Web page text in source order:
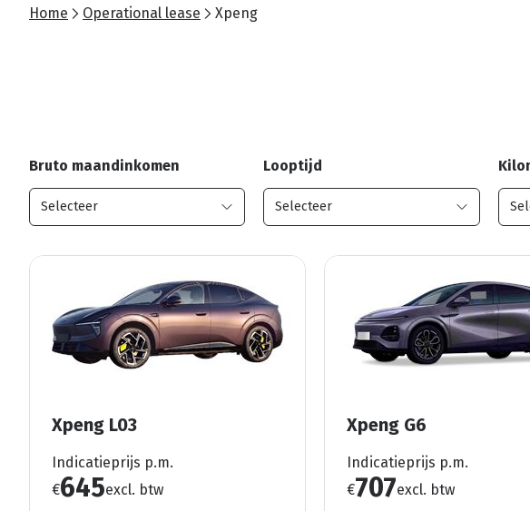
Home Operational lease Xpeng
Bruto maandinkomen Looptijd
Xpeng L03
Indicatieprijs p.m.
€645excl. btw
Xpeng G6
Indicatieprijs p.m.
€707excl. btw